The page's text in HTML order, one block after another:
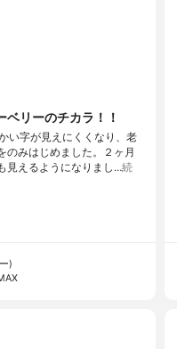
リーのチカラ！！
い字が見えにくくなり、老
のみはじめました。２ヶ月
見えるようになりまし…続
)